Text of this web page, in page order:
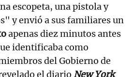
escopeta, una pistola y
y envió a sus familiares un
apenas diez minutos antes
identificaba como
del Gobierno de
el diario New York